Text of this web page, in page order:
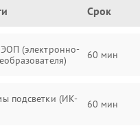
Срок
(электронно-
60 мин
подсветки (ИК-
60 мин